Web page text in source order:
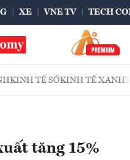
XE VNE TV TECH
KINH TẾ SỐKINH TẾ XANH
tăng 15%